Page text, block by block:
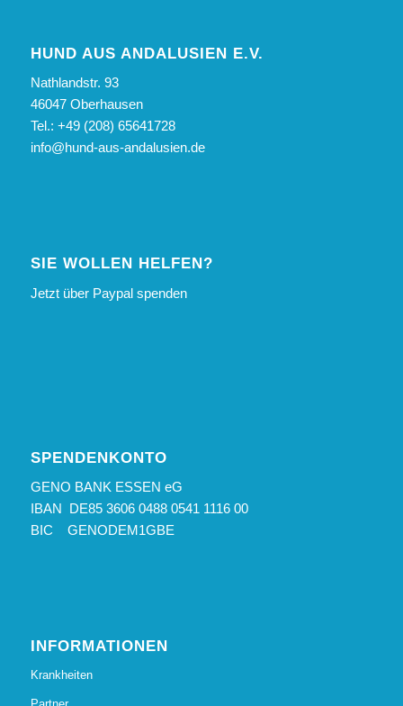
HUND AUS ANDALUSIEN E.V.
Nathlandstr. 93
46047 Oberhausen
Tel.: +49 (208) 65641728
info@hund-aus-andalusien.de
SIE WOLLEN HELFEN?
Jetzt über Paypal spenden
SPENDENKONTO
GENO BANK ESSEN eG
IBAN DE85 3606 0488 0541 1116 00
BIC GENODEM1GBE
INFORMATIONEN
Krankheiten